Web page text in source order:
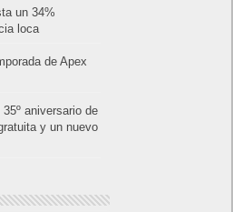
un 34%
loca
de Apex
aniversario de
y un nuevo